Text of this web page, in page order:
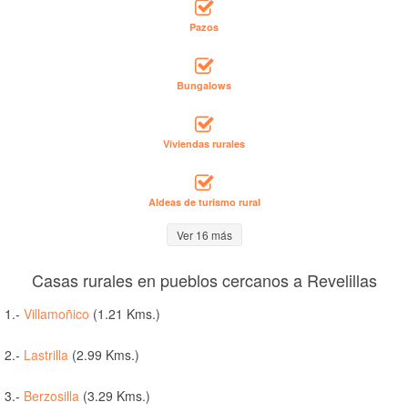
Pazos
Bungalows
Viviendas rurales
Aldeas de turismo rural
Ver 16 más
Casas rurales en pueblos cercanos a Revelillas
1.- Villamoñico (1.21 Kms.)
2.- Lastrilla (2.99 Kms.)
3.- Berzosilla (3.29 Kms.)